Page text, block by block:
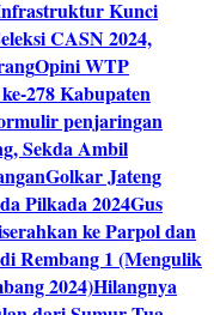
Kunci
CASN 2024,
Opini WTP
278 Kabupaten
penjaringan
Sekda Ambil
Golkar Jateng
Pilkada 2024Gus
ke Parpol dan
Rembang 1 (Mengulik
2024)Hilangnya